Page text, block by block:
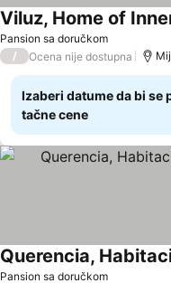
Pansion sa doručkom
Viluz, Home of
/ Ocena nije dostupna
Izaberi datume da bi se
tačne cene
Pansion sa doručkom